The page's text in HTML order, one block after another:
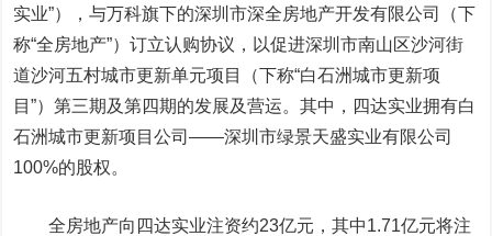
实业”），与万科旗下的深圳市深全房地产开发有限公司（下
称“全房地产”）订立认购协议，以促进深圳市南山区沙河街
道沙河五村城市更新单元项目（下称“白石洲城市更新项
目”）第三期及第四期的发展及营运。其中，四达实业拥有白
石洲城市更新项目公司——深圳市绿景天盛实业有限公司
100%的股权。
全房地产向四达实业注资约23亿元，其中1.71亿元将注